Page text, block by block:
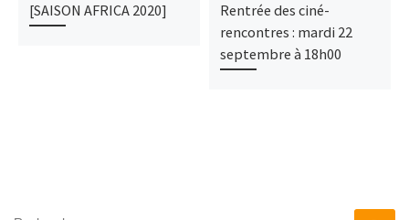
[SAISON AFRICA 2020]
Rentrée des ciné-
rencontres : mardi 22
septembre à 18h00